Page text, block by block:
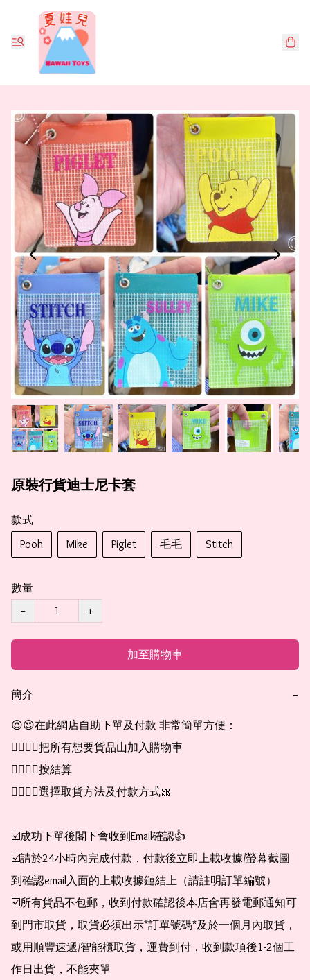
原裝行貨迪士尼卡套
款式
Pooh
Mike Piglet 毛毛 Stitch
數量
−
+
加至購物車
簡介 −
😍😍在此網店自助下單及付款 非常簡單方便：
👉🏻👉🏻把所有想要貨品山加入購物車
👉🏻👉🏻按結算
👉🏻👉🏻選擇取貨方法及付款方式🎀
☑️成功下單後閣下會收到Email確認👍
☑️請於24小時內完成付款，付款後立即上載收據/螢幕截圖
到確認email入面的上載收據鏈結上（請註明訂單編號）
☑️所有貨品不包郵，收到付款確認後本店會再發電郵通知可
到門市取貨，取貨必須出示*訂單號碼*及於一個月內取貨，
或用順豐速遞/智能櫃取貨，運費到付，收到款項後1-2個工
作日出貨，不能夾單